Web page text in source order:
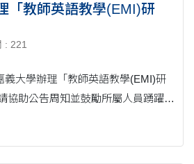
「教師英語教學(EMI)研
: 221
協助公告周知並鼓勵所屬人員踴躍參
、講座內容： (一) 講座主題： S u s t
s s i o n a l D....